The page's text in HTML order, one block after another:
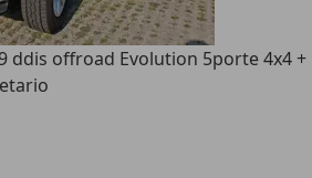
ddis offroad Evolution 5porte 4x4 +